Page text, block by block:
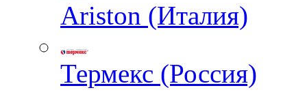
Ariston (Италия)
Термекс (Россия)